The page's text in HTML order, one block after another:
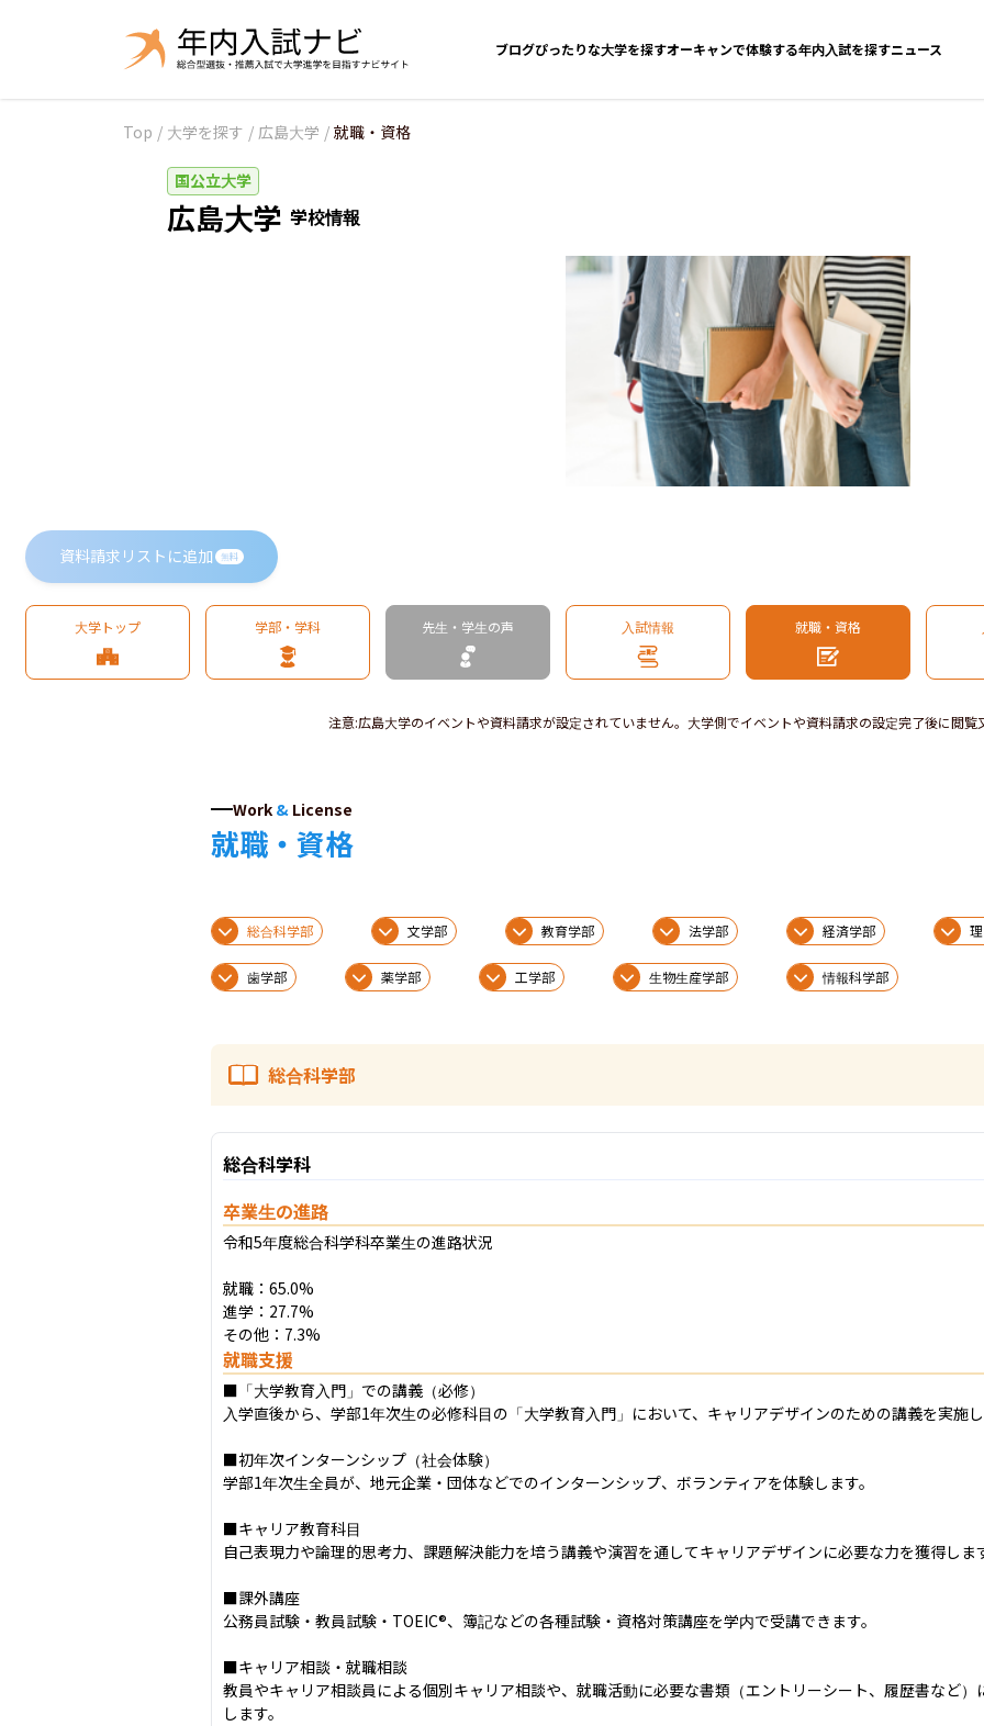
ブログぴったりな大学を探すオーキャンで体験する年内入試を探すニュース
Top / 大学を探す / 広島大学 / 就職・資格
国公立大学
広島大学 学校情報
資料請求リストに追加 無料
大学トップ 学部・学科 先生・学生の声 入試情報 就職・資格
注意:広島大学のイベントや資料請求が設定されていません。大学側でイベントや資料請求の設定完了後に閲覧
Work & License
就職・資格
総合科学部 文学部 教育学部 法学部 経済学部
歯学部 薬学部 工学部 生物生産学部 情報科学部
総合科学部
総合科学科
卒業生の進路
令和5年度総合科学科卒業生の進路状況
就職：65.0%
進学：27.7%
その他：7.3%
就職支援
■「大学教育入門」での講義（必修）
入学直後から、学部1年次生の必修科目の「大学教育入門」において、キャリアデザインのための講義を実施
■初年次インターンシップ（社会体験）
学部1年次生全員が、地元企業・団体などでのインターンシップ、ボランティアを体験します。
■キャリア教育科目
自己表現力や論理的思考力、課題解決能力を培う講義や演習を通してキャリアデザインに必要な力を獲得しま
■課外講座
公務員試験・教員試験・TOEIC®、簿記などの各種試験・資格対策講座を学内で受講できます。
■キャリア相談・就職相談
教員やキャリア相談員による個別キャリア相談や、就職活動に必要な書類（エントリーシート、履歴書など
します。